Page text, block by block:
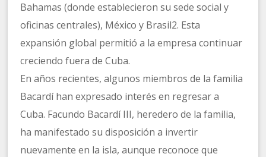
Bahamas (donde establecieron su sede social y
oficinas centrales), México y Brasil2. Esta
expansión global permitió a la empresa continuar
creciendo fuera de Cuba.
En años recientes, algunos miembros de la familia
Bacardí han expresado interés en regresar a
Cuba. Facundo Bacardí III, heredero de la familia,
ha manifestado su disposición a invertir
nuevamente en la isla, aunque reconoce que